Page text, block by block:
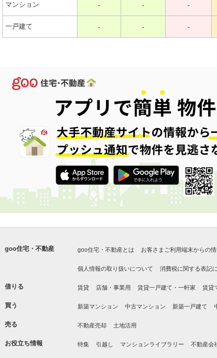
マンション - - -
一戸建て - - -
goo住宅・不動産 goo住宅・不動産とは お客さまご利用端末からの
個人情報の取り扱いについて 消費税に関する表記
借りる 賃貸 店舗・事業用 賃貸一戸建て・一軒家 賃貸
買う 新築マンション 中古マンション 新築一戸建て
売る 不動産売却 土地活用
お役立ち情報 特集 引越し マンションライブラリー 不動産会